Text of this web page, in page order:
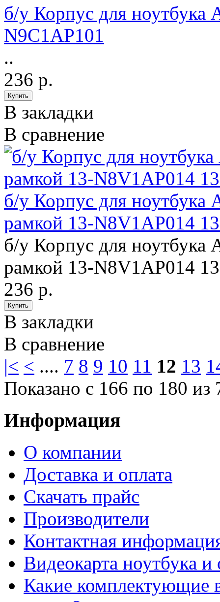
б/у Корпус для ноутбука
N9C1AP101
..
236 р.
В закладки
В сравнение
б/у Корпус для
рамкой 13-N8V1AP014
б/у Корпус для
рамкой 13-N8V1AP014
236 р.
В закладки
В сравнение
|< < .... 7 8 9 10 11 12 13
Показано с 166 по 180 из
Информация
О компании
Доставка и оплата
Cкачать прайс
Производители
Контактная
Видеокарта ноутбука
Какие комплектующие